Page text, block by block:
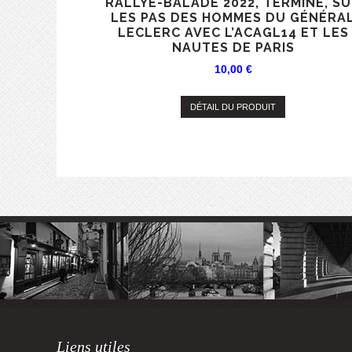
LES PAS DES HOMMES DU
LECLERC AVEC L’ACAGL14 ET LES
NAUTES DE PARIS
10,00 €
DÉTAIL DU PRODUIT
Liens utiles